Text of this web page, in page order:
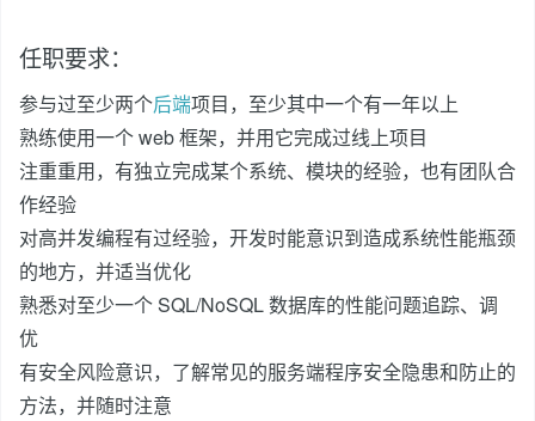
任职要求：
参与过至少两个后端项目，至少其中一个有一年以上
熟练使用一个 web 框架，并用它完成过线上项目
注重重用，有独立完成某个系统、模块的经验，也有团队合
作经验
对高并发编程有过经验，开发时能意识到造成系统性能瓶颈
的地方，并适当优化
熟悉对至少一个 SQL/NoSQL 数据库的性能问题追踪、调
优
有安全风险意识，了解常见的服务端程序安全隐患和防止的
方法，并随时注意